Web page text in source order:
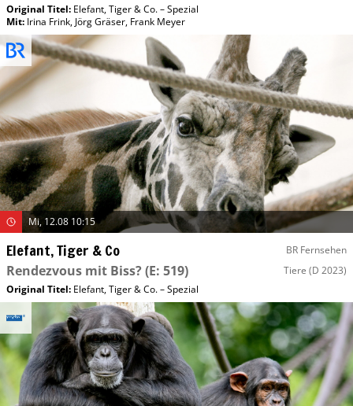
Original Titel: Elefant, Tiger & Co. – Spezial
Mit: Irina Frink, Jörg Gräser, Frank Meyer
Mi, 12.08 10:15
Elefant, Tiger & Co BR Fernsehen
Rendezvous mit Biss?(E: 519) Tiere (D 2023)
Original Titel: Elefant, Tiger & Co. – Spezial